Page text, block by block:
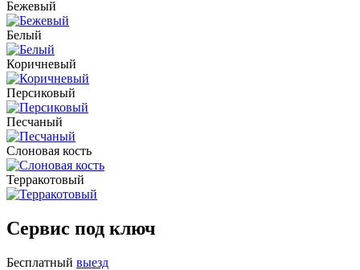
Бежевый
Белый
Коричневый
Персиковый
Песчаный
Слоновая кость
Терракотовый
Сервис под ключ
Бесплатный выезд